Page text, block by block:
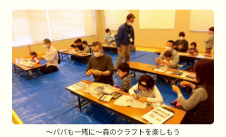
～パパも一緒に～森のクラフトを楽しもう